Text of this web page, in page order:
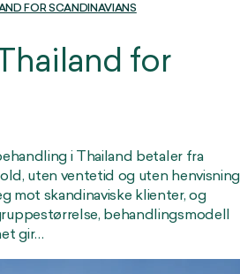
FOR SCANDINAVIANS
for
i Thailand betaler fra
uten ventetid og uten henvisning
mot skandinaviske klienter, og
behandlingsmodell
gir…